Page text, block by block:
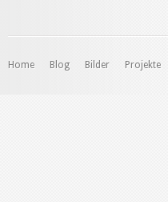
Home Blog Bilder Projekte